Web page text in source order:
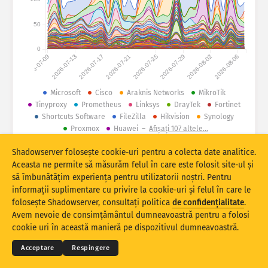
Grupați după
Stivuit Suprapus
Actualizarea automată a rezultatelor
Actualizare Resetare
Descărcați ca PNG Despre aceste date
Statisticile privind luarea amprentelor dispozitivelor IoT și atacurile
honeypot sunt co-finanțate de Connecting Europe Facility din cadrul UE.
2026-07-092026-07-132026-07-17 2026-07-212026-07-252026-07-292026-08-022026-08-06
0
50
Microsoft Cisco Araknis Networks
MikroTik
Tinyproxy
Prometheus Linksys DrayTek
Fortinet
Shortcuts Software
FileZilla Hikvision
Synology
Proxmox
Huawei – Afișați 107 altele…
© 2026 The Shadowserver Foundation
© 2026THE SHADOWSERVER FOUNDATION
Confidențialitate și termeni
Contactați-ne Credite
Shadowserver folosește cookie-uri pentru a colecta date analitice.
Aceasta ne permite să măsurăm felul în care este folosit site-ul și
să îmbunătățim experiența pentru utilizatorii noștri. Pentru
informații suplimentare cu privire la cookie-uri și felul în care le
folosește Shadowserver, consultați politica de confidențialitate.
Avem nevoie de consimțământul dumneavoastră pentru a folosi
cookie uri în această manieră pe dispozitivul dumneavoastră.
Acceptare Respingere